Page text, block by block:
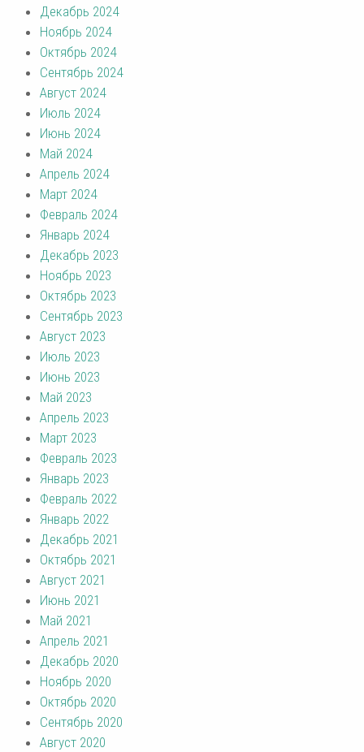
Декабрь 2024
Ноябрь 2024
Октябрь 2024
Сентябрь 2024
Август 2024
Июль 2024
Июнь 2024
Май 2024
Апрель 2024
Март 2024
Февраль 2024
Январь 2024
Декабрь 2023
Ноябрь 2023
Октябрь 2023
Сентябрь 2023
Август 2023
Июль 2023
Июнь 2023
Май 2023
Апрель 2023
Март 2023
Февраль 2023
Январь 2023
Февраль 2022
Январь 2022
Декабрь 2021
Октябрь 2021
Август 2021
Июнь 2021
Май 2021
Апрель 2021
Декабрь 2020
Ноябрь 2020
Октябрь 2020
Сентябрь 2020
Август 2020